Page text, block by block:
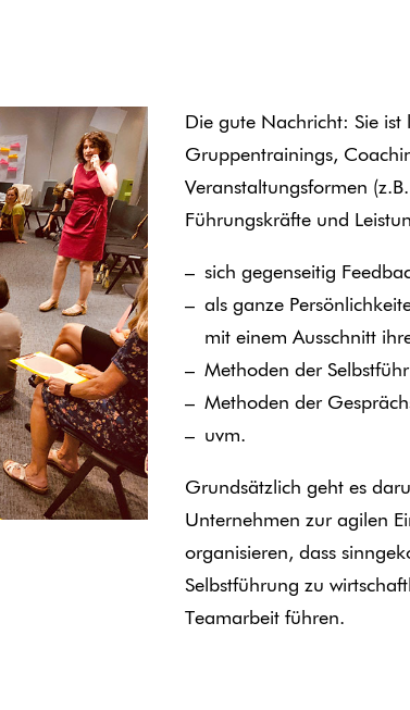
Die gute Nachricht: Sie
Gruppentrainings,
Veranstaltungsformen
Führungskräfte und
sich gegenseitig
als ganze
mit einem Ausschnitt
Methoden der
Methoden der
uvm.
Grundsätzlich geht es
Unternehmen zur agilen
organisieren, dass
Selbstführung zu
Teamarbeit führen.